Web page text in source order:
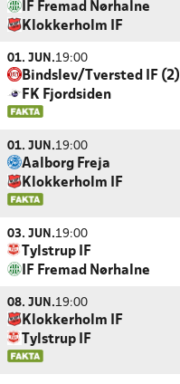
IF Fremad Nørhalne
Klokkerholm IF
01. JUN.19:00
Bindslev/Tversted IF (2)
FK Fjordsiden
01. JUN.19:00
Aalborg Freja
Klokkerholm IF
03. JUN.19:00
Tylstrup IF
IF Fremad Nørhalne
08. JUN.19:00
Klokkerholm IF
Tylstrup IF